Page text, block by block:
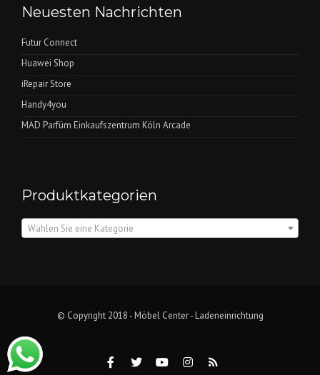
Neuesten Nachrichten
Futur Connect
Huawei Shop
iRepair Store
Handy4you
MAD Parfüm Einkaufszentrum Köln Arcade
Produktkategorien
Wählen Sie eine Kategorie
© Copyright 2018 - Möbel Center -Ladeneinrichtung